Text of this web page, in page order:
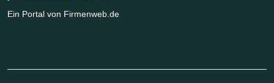
Ein Portal von Firmenweb.de